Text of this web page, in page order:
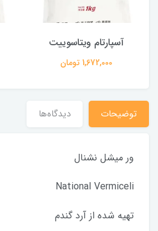
آسپارتام ویتاسوییت
1,672,000 تومان
توضیحات دیدگاه‌ها
ور میشل نشنال
National Vermiceli
تهیه شده از آرد گندم